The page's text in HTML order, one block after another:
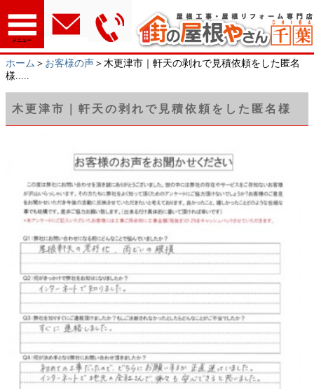
メニュー
ホーム ＞ お客様の声 ＞木更津市｜軒天の剥れで見積依頼をした匿名
様.....
木更津市｜軒天の剥れで見積依頼をした匿名様